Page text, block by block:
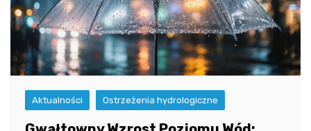
Aktualności Ostrzeżenia hydrologiczne